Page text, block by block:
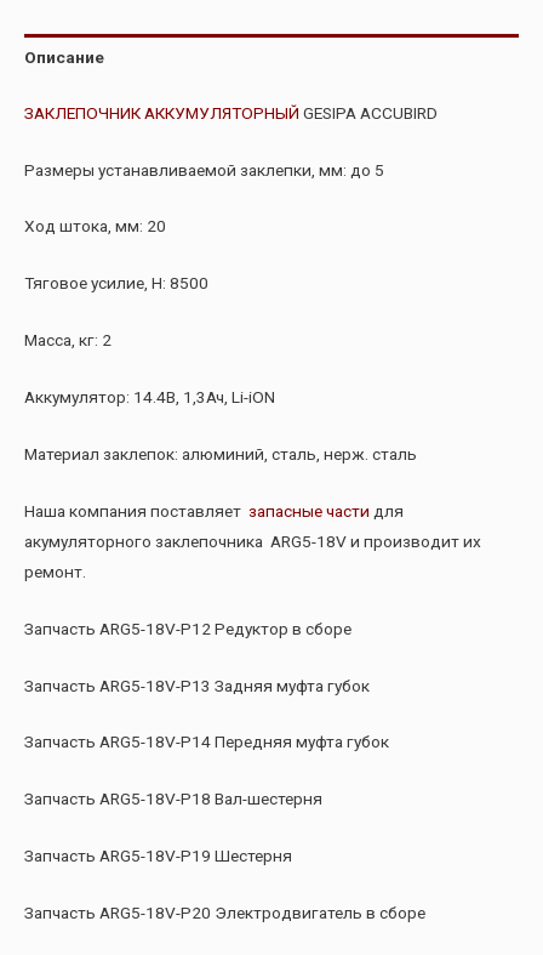
Описание
ЗАКЛЕПОЧНИК АККУМУЛЯТОРНЫЙ GESIPA ACCUBIRD
Размеры устанавливаемой заклепки, мм: до 5
Ход штока, мм: 20
Тяговое усилие, Н: 8500
Масса, кг: 2
Аккумулятор: 14.4В, 1,3Ач, Li-iON
Материал заклепок: алюминий, сталь, нерж. сталь
Наша компания поставляет запасные части для
акумуляторного заклепочника ARG5-18V и производит их
ремонт.
Запчасть ARG5-18V-P12 Редуктор в сборе
Запчасть ARG5-18V-P13 Задняя муфта губок
Запчасть ARG5-18V-P14 Передняя муфта губок
Запчасть ARG5-18V-P18 Вал-шестерня
Запчасть ARG5-18V-P19 Шестерня
Запчасть ARG5-18V-P20 Электродвигатель в сборе